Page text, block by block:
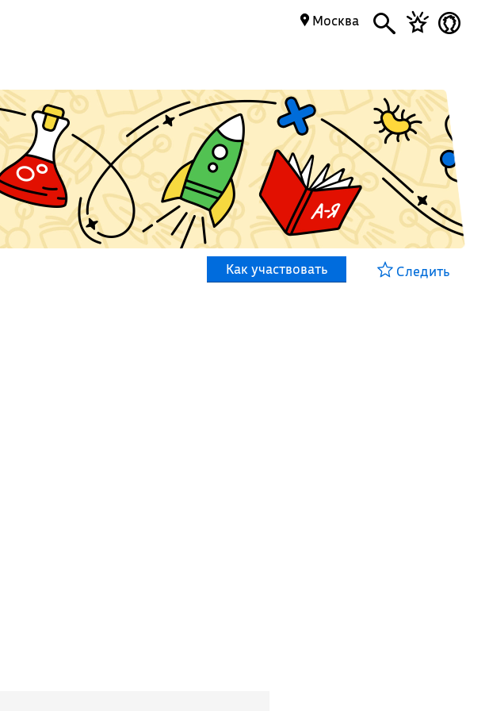
Москва
Как участвовать Следить